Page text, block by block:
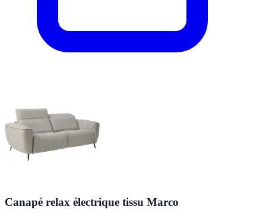
Canapé relax électrique tissu Marco